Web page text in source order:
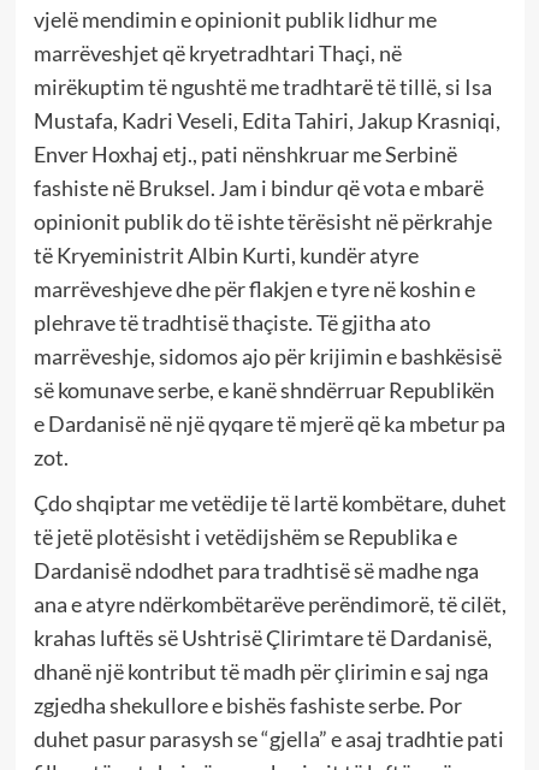
vjelë mendimin e opinionit publik lidhur me
marrëveshjet që kryetradhtari Thaçi, në
mirëkuptim të ngushtë me tradhtarë të tillë, si Isa
Mustafa, Kadri Veseli, Edita Tahiri, Jakup Krasniqi,
Enver Hoxhaj etj., pati nënshkruar me Serbinë
fashiste në Bruksel. Jam i bindur që vota e mbarë
opinionit publik do të ishte tërësisht në përkrahje
të Kryeministrit Albin Kurti, kundër atyre
marrëveshjeve dhe për flakjen e tyre në koshin e
plehrave të tradhtisë thaçiste. Të gjitha ato
marrëveshje, sidomos ajo për krijimin e bashkësisë
së komunave serbe, e kanë shndërruar Republikën
e Dardanisë në një qyqare të mjerë që ka mbetur pa
zot.
Çdo shqiptar me vetëdije të lartë kombëtare, duhet
të jetë plotësisht i vetëdijshëm se Republika e
Dardanisë ndodhet para tradhtisë së madhe nga
ana e atyre ndërkombëtarëve perëndimorë, të cilët,
krahas luftës së Ushtrisë Çlirimtare të Dardanisë,
dhanë një kontribut të madh për çlirimin e saj nga
zgjedha shekullore e bishës fashiste serbe. Por
duhet pasur parasysh se “gjella” e asaj tradhtie pati